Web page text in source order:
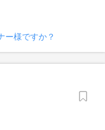
ー様ですか？